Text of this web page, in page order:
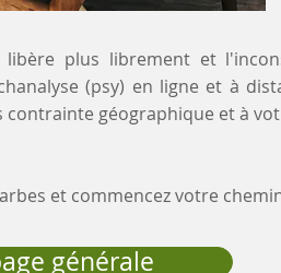
plus librement et
(psy) en ligne et à
géographique et à
et commencez votre
générale